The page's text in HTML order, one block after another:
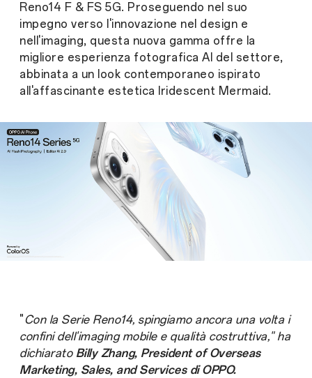
Reno14 F & FS 5G. Proseguendo nel suo
impegno verso l'innovazione nel design e
nell'imaging, questa nuova gamma offre la
migliore esperienza fotografica AI del settore,
abbinata a un look contemporaneo ispirato
all'affascinante estetica Iridescent Mermaid.
"Con la Serie Reno14, spingiamo ancora una volta i
confini dell'imaging mobile e qualità costruttiva," ha
dichiarato Billy Zhang, President of Overseas
Marketing, Sales, and Services di OPPO.